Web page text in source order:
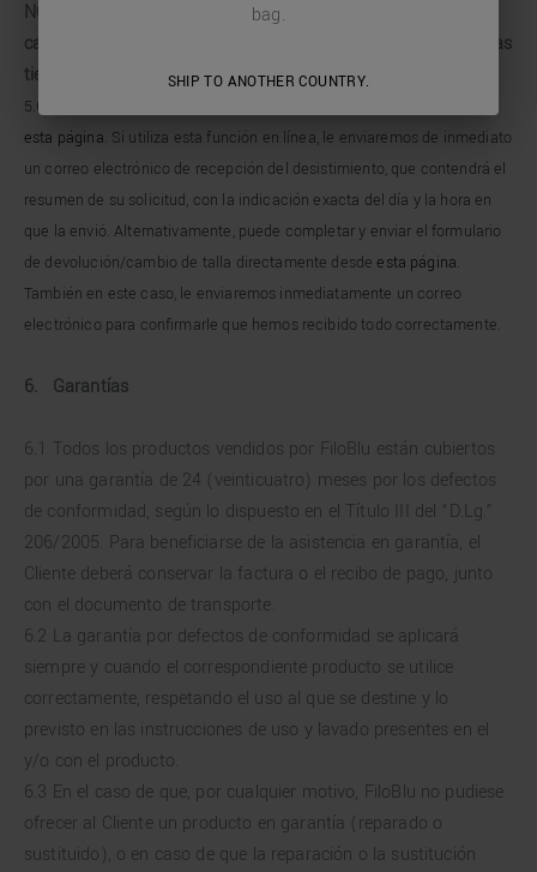
NOTA: Por el momento no es posible devolver los artículos o
cambiar el tamaño de los productos comprados en línea en las
tiendas físicas Antony Morato.
5.6 También puede ejercer su derecho de desistimiento en línea en
esta página. Si utiliza esta función en línea, le enviaremos de inmediato
un correo electrónico de recepción del desistimiento, que contendrá el
resumen de su solicitud, con la indicación exacta del día y la hora en
que la envió. Alternativamente, puede completar y enviar el formulario
de devolución/cambio de talla directamente desdeesta página.
También en este caso, le enviaremos inmediatamente un correo
electrónico para confirmarle que hemos recibido todo correctamente.
6. Garantías
6.1 Todos los productos vendidos por FiloBlu están cubiertos
por una garantía de 24 (veinticuatro) meses por los defectos
de conformidad, según lo dispuesto en el Título III del “D.Lg.”
206/2005. Para beneficiarse de la asistencia en garantía, el
Cliente deberá conservar la factura o el recibo de pago, junto
con el documento de transporte.
6.2 La garantía por defectos de conformidad se aplicará
siempre y cuando el correspondiente producto se utilice
correctamente, respetando el uso al que se destine y lo
previsto en las instrucciones de uso y lavado presentes en el
y/o con el producto.
6.3 En el caso de que, por cualquier motivo, FiloBlu no pudiese
ofrecer al Cliente un producto en garantía (reparado o
sustituido), o en caso de que la reparación o la sustitución
bag.
SHIP TO ANOTHER COUNTRY.